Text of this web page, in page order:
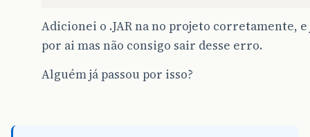
Adicionei o .JAR na no projeto corretamente,
por ai mas não consigo sair desse erro.
Alguém já passou por isso?